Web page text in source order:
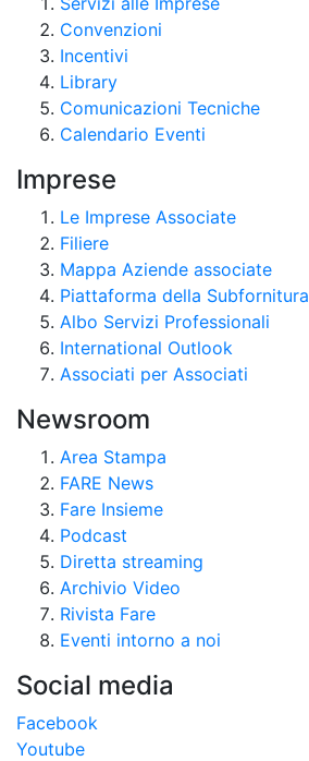
Convenzioni
Incentivi
Library
Comunicazioni Tecniche
Calendario Eventi
Imprese
Le Imprese Associate
Filiere
Mappa Aziende associate
Piattaforma della Subfornitura
Albo Servizi Professionali
International Outlook
Associati per Associati
Newsroom
Area Stampa
FARE News
Fare Insieme
Podcast
Diretta streaming
Archivio Video
Rivista Fare
Eventi intorno a noi
Social media
Facebook
Youtube